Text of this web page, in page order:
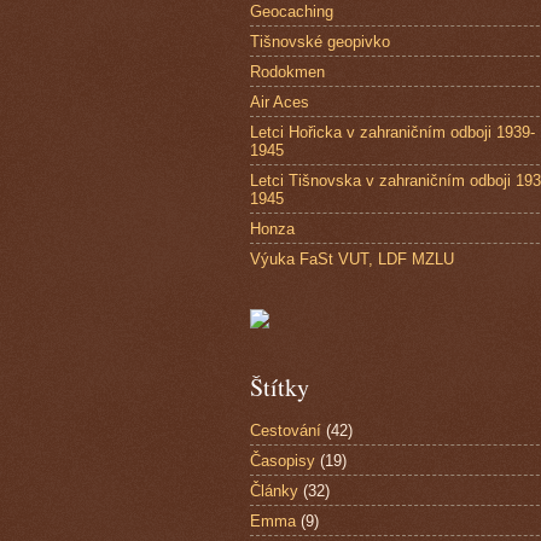
Geocaching
Tišnovské geopivko
Rodokmen
Air Aces
Letci Hořicka v zahraničním odboji 1939-
1945
Letci Tišnovska v zahraničním odboji
1945
Honza
Výuka FaSt VUT, LDF MZLU
Štítky
Cestování (42)
Časopisy (19)
Články (32)
Emma (9)